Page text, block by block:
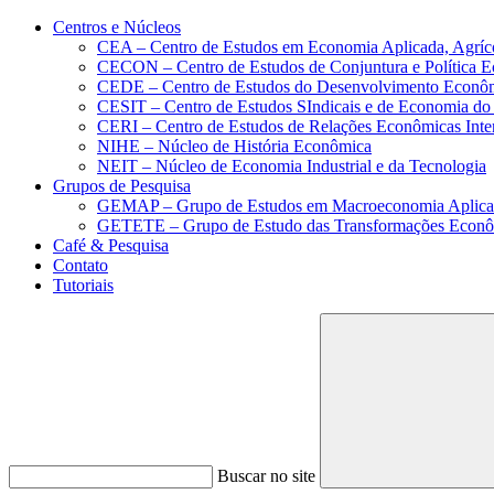
Conteúdo principal Menu principal
Centros e Núcleos
CEA – Centro de Estudos em Economia Aplicada,
CECON – Centro de Estudos de Conjuntura e Política
CEDE – Centro de Estudos do Desenvolvimento
CESIT – Centro de Estudos SIndicais e de Economia
CERI – Centro de Estudos de Relações Econômicas
NIHE – Núcleo de História Econômica
NEIT – Núcleo de Economia Industrial e da Tecnologia
Grupos de Pesquisa
GEMAP – Grupo de Estudos em Macroeconomia
GETETE – Grupo de Estudo das Transformações
Café & Pesquisa
Contato
Tutoriais
Buscar no site